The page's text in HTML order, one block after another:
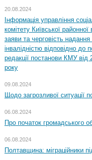
20.08.2024
Інформація управління
комітету Київської
заяви та черговість надання
інвалідністю відповідно
редакції постанови КМУ
року
09.08.2024
Щодо загрозливої ситуації
06.08.2024
Про початок громадського
06.08.2024
Полтавщина: міграційники